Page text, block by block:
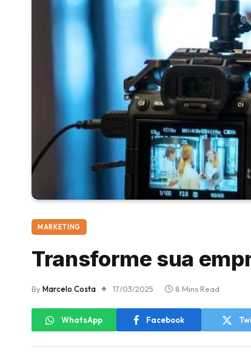
MARKETING
Transforme sua
ByMarcelo Costa 17/03/2025 8 Mins Read
WhatsApp Facebook